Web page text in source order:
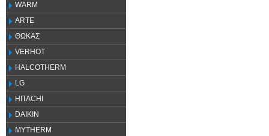
WARM
ARTE
ΘΩΚΑΣ
VERHOT
HALCOTHERM
LG
HITACHI
DAIKIN
MYTHERM